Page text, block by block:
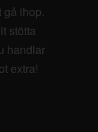
gå ihop.
stötta
handlar
extra!